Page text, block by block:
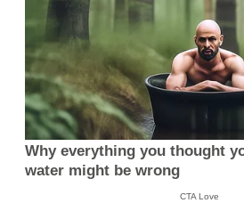
Why everything you thought
water might be wrong
CTA Love